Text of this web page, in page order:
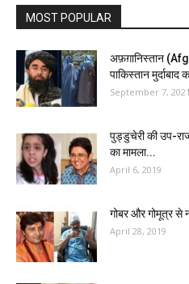
MOST POPULAR
अफ़ग़ानिस्तान
पाकिस्तान मुर्दाबाद
September 7, 2021
पुड्डुचेरी की उप-
का मामला...
April 6, 2019
गोबर और गोमूत्र से
April 28, 2019